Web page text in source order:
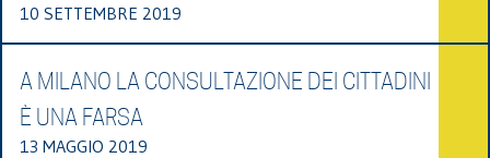
10 SETTEMBRE 2019
A MILANO LA CONSULTAZIONE DEI CITTADINI
È UNA FARSA
13 MAGGIO 2019